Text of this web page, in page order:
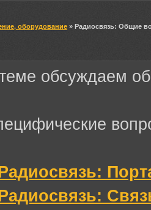
оборудование » Радиосвязь: Общие
обсуждаем